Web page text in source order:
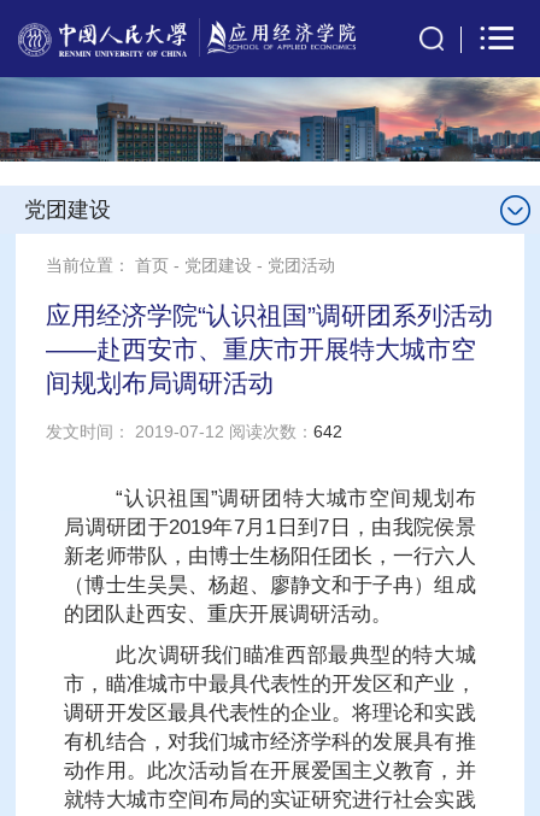
党团建设
当前位置：首页 - 党团建设 - 党团活动
应用经济学院“认识祖国”调研团系列活动
——赴西安市、重庆市开展特大城市空
间规划布局调研活动
发文时间： 2019-07-12 阅读次数：642
“认识祖国”调研团特大城市空间规划布
局调研团于2019年7月1日到7日，由我院侯景
新老师带队，由博士生杨阳任团长，一行六人
（博士生吴昊、杨超、廖静文和于子冉）组成
的团队赴西安、重庆开展调研活动。
此次调研我们瞄准西部最典型的特大城
市，瞄准城市中最具代表性的开发区和产业，
调研开发区最具代表性的企业。将理论和实践
有机结合，对我们城市经济学科的发展具有推
动作用。此次活动旨在开展爱国主义教育，并
就特大城市空间布局的实证研究进行社会实践